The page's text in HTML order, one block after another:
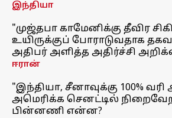
இந்தியா
"முஜ்தபா காமேனிக்கு தீவிர
உயிருக்குப் போராடுவதாக
அதிபர் அளித்த அதிர்ச்சி
ஈரான்
"இந்தியா, சீனாவுக்கு 100% வரி
அமெரிக்க செனட்டில்
பின்னணி என்ன?